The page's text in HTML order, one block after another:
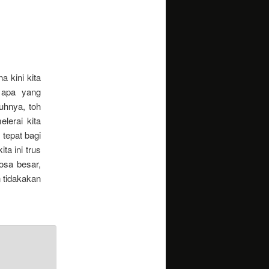
kini kita
yang
toh
kita
bagi
ini trus
besar,
tidakakan